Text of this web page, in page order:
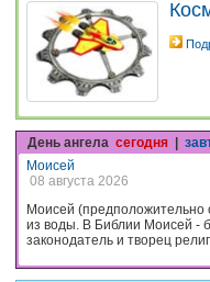
День ангела сегодня
Моисей
08 августа 2026
Моисей (предположительно
из воды. В Библии Моисей -
законодатель и творец